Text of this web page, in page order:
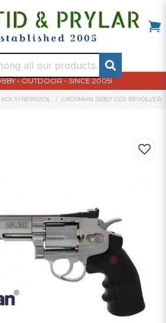
• OUTDOOR - SINCE 2005!
KOLSYREPISTOL CROSMAN SR357 CO2 REVOLVER